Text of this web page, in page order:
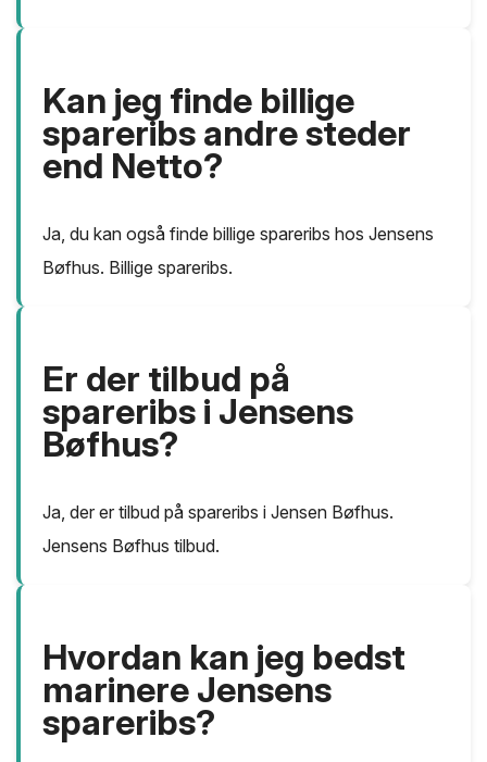
Kan jeg finde billige
spareribs andre steder
end Netto?
Ja, du kan også finde billige spareribs hos Jensens
Bøfhus. Billige spareribs.
Er der tilbud på
spareribs i Jensens
Bøfhus?
Ja, der er tilbud på spareribs i Jensen Bøfhus.
Jensens Bøfhus tilbud.
Hvordan kan jeg bedst
marinere Jensens
spareribs?